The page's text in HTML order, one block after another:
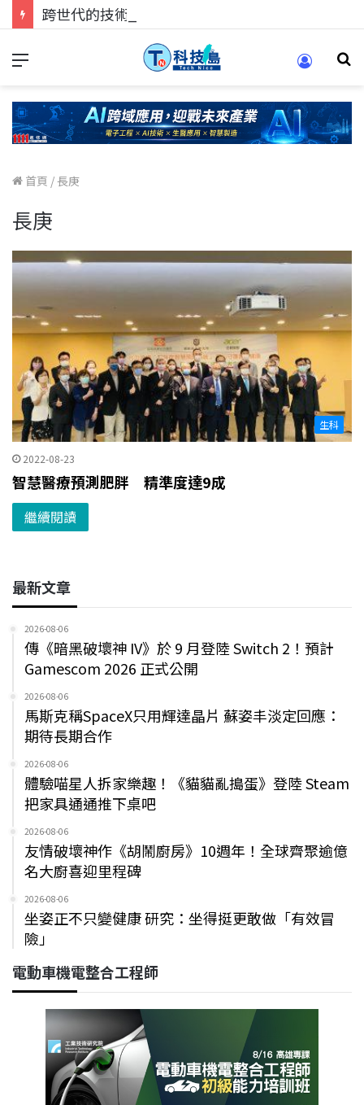
首頁 /長庚
長庚
生科
2022-08-23
智慧醫療預測肥胖 精準度達9成
繼續閱讀
最新文章
2026-08-06
傳《暗黑破壞神 IV》於 9 月登陸 Switch 2！預計
Gamescom 2026 正式公開
2026-08-06
馬斯克稱SpaceX只用輝達晶片 蘇姿丰淡定回應：
期待長期合作
2026-08-06
體驗喵星人拆家樂趣！《貓貓亂搗蛋》登陸 Steam
把家具通通推下桌吧
2026-08-06
友情破壞神作《胡鬧廚房》10週年！全球齊聚逾億
名大廚喜迎里程碑
2026-08-06
坐姿正不只變健康 研究：坐得挺更敢做「有效冒
險」
電動車機電整合工程師